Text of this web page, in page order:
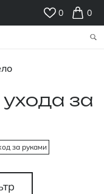
0 0
за
за руками